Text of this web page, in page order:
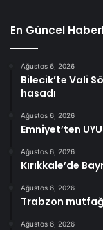
En Güncel
Ağustos 6, 2026
Bilecik’te Vali
hasadı
Ağustos 6, 2026
Emniyet’ten
Ağustos 6, 2026
Kırıkkale’de
Ağustos 6, 2026
Trabzon
Ağustos 6, 2026